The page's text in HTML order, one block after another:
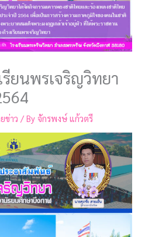
รียนพรเจริญวิทยา
ข่าว / By จักรพงษ์ แก้วตรี